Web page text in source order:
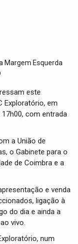
i
este
Exploratório, em
com entrada
a União de
o Gabinete para o
de Coimbra e a
e venda
ligação à
do dia e ainda a
vivo.
num